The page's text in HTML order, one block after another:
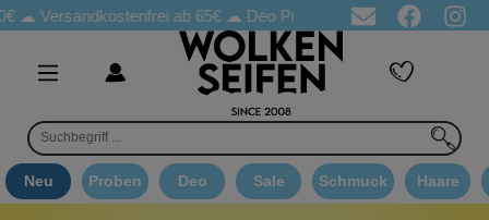
Versandkostenfrei ab 65€☁ Deo Proben in jeder Bestellung
Neu Proben Deo Sale Schmuck Haare